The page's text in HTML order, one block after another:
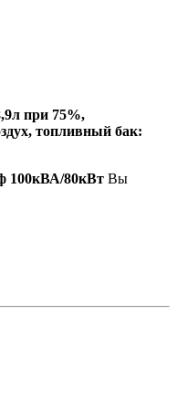
при 75%,
топливный бак:
100кВА/80кВтВы